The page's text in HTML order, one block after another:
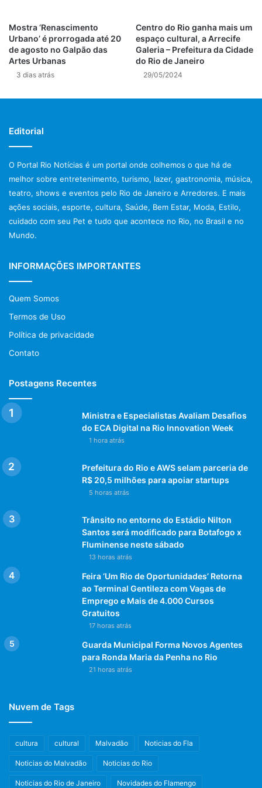
Barbosa, também de sete anos, uma das primeiras
bailarinas cadeirantes da Vila Olímpica do Mato Alto. Aysha
abriu o evento com sua turma de dança e contagiou o
público com sua performance, além de participar da prova
O Festival PCD Esportes Sem Limites se firmou como um
evento significativo, promovendo a inclusão e celebrando
as conquistas de atletas com deficiência, reafirmando o
compromisso da Prefeitura do Rio de Janeiro com a
diversidade e a acessibilidade no esporte.
Post Views: 119
deslizamentos rio de janeiro
polícia rio de janeiro
previsão do tempo rio de janeiro
protestos rio de janeiro hoje
tiroteio no rio de janeiro
trânsito rio de janeiro
violência no rio de janeiro
Mostra ‘Renascimento
Urbano’ é prorrogada até 20
de agosto no Galpão das
Artes Urbanas
3 dias atrás
Centro do Rio ganha mais um
espaço cultural, a Arrecife
Galeria – Prefeitura da Cidade
do Rio de Janeiro
29/05/2024
Editorial
O Portal Rio Notícias é um portal onde colhemos o que há de
melhor sobre entretenimento, turismo, lazer, gastronomia, música,
teatro, shows e eventos pelo Rio de Janeiro e Arredores. E mais
ações sociais, esporte, cultura, Saúde, Bem Estar, Moda, Estilo,
cuidado com seu Pet e tudo que acontece no Rio, no Brasil e no
Mundo.
INFORMAÇÕES IMPORTANTES
Quem Somos
Termos de Uso
Política de privacidade
Contato
Postagens Recentes
Ministra e Especialistas Avaliam Desafios
do ECA Digital na Rio Innovation Week
1 hora atrás
Prefeitura do Rio e AWS selam parceria de
R$ 20,5 milhões para apoiar startups
5 horas atrás
Trânsito no entorno do Estádio Nilton
Santos será modificado para Botafogo x
Fluminense neste sábado
13 horas atrás
Feira ‘Um Rio de Oportunidades’ Retorna
ao Terminal Gentileza com Vagas de
Emprego e Mais de 4.000 Cursos
Gratuitos
17 horas atrás
Guarda Municipal Forma Novos Agentes
para Ronda Maria da Penha no Rio
21 horas atrás
Nuvem de Tags
cultura cultural Malvadão Noticias do Fla
Noticias do Malvadão Noticias do Rio
Noticias do Rio de Janeiro Novidades do Flamengo